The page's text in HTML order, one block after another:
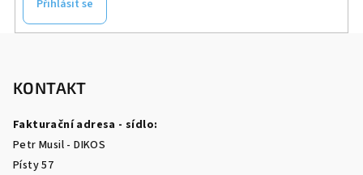
Přihlásit se
KONTAKT
Fakturační adresa - sídlo:
Petr Musil - DIKOS
Písty 57